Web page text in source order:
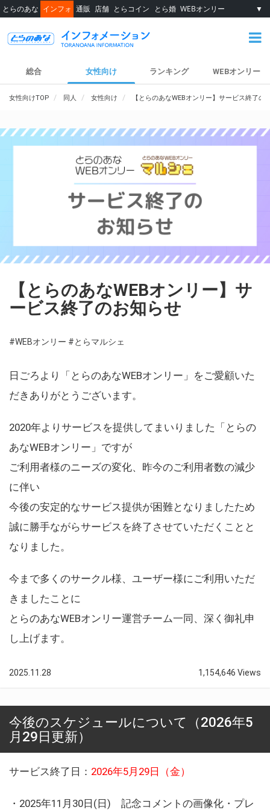
とらのあな インフォ 通販 店舗 とらコイン とら婚 WEBオンリー ▼
総合 女性向け ランキング WEBオンリー
女性向けTOP 同人 女性向け 【とらのあなWEBオンリー】サービス終了の
【とらのあなWEBオンリー】サ
ービス終了のお知らせ
#WEBオンリー #とらマルシェ
日ごろより「とらのあなWEBオンリー」をご愛顧いた
だきありがとうございます。
2020年よりサービスを提供してまいりました「とらの
あなWEBオンリー」ですが
ご利用者様のニーズの変化、昨今のご利用者数の減少
に伴い
今後の安定的なサービス提供が困難となりましたため
誠に勝手ながらサービスを終了させていただくことと
なりました。
今まで多くのサークル様、ユーザー様にご利用いただ
きましたことに
とらのあなWEBオンリー運営チーム一同、深く御礼申
し上げます。
2025.11.28 1,154,646 Views
今後のスケジュールについて（2026年5
月29日更新）
サービス終了日： 2026年5月29日（金）
・2025年11月30日(日) 記念コメントの画像化・プレ